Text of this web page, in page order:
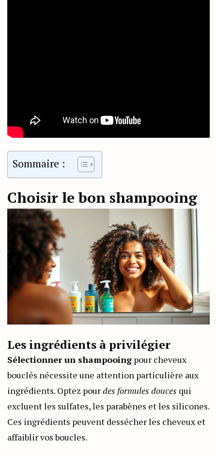
Sommaire :
Choisir le bon shampooing
Les ingrédients à privilégier
Sélectionner un shampooing pour cheveux
bouclés nécessite une attention particulière aux
ingrédients. Optez pourdes formules douces qui
excluent les sulfates, les parabènes et les silicones.
Ces ingrédients peuvent dessécher les cheveux et
affaiblir vos boucles.